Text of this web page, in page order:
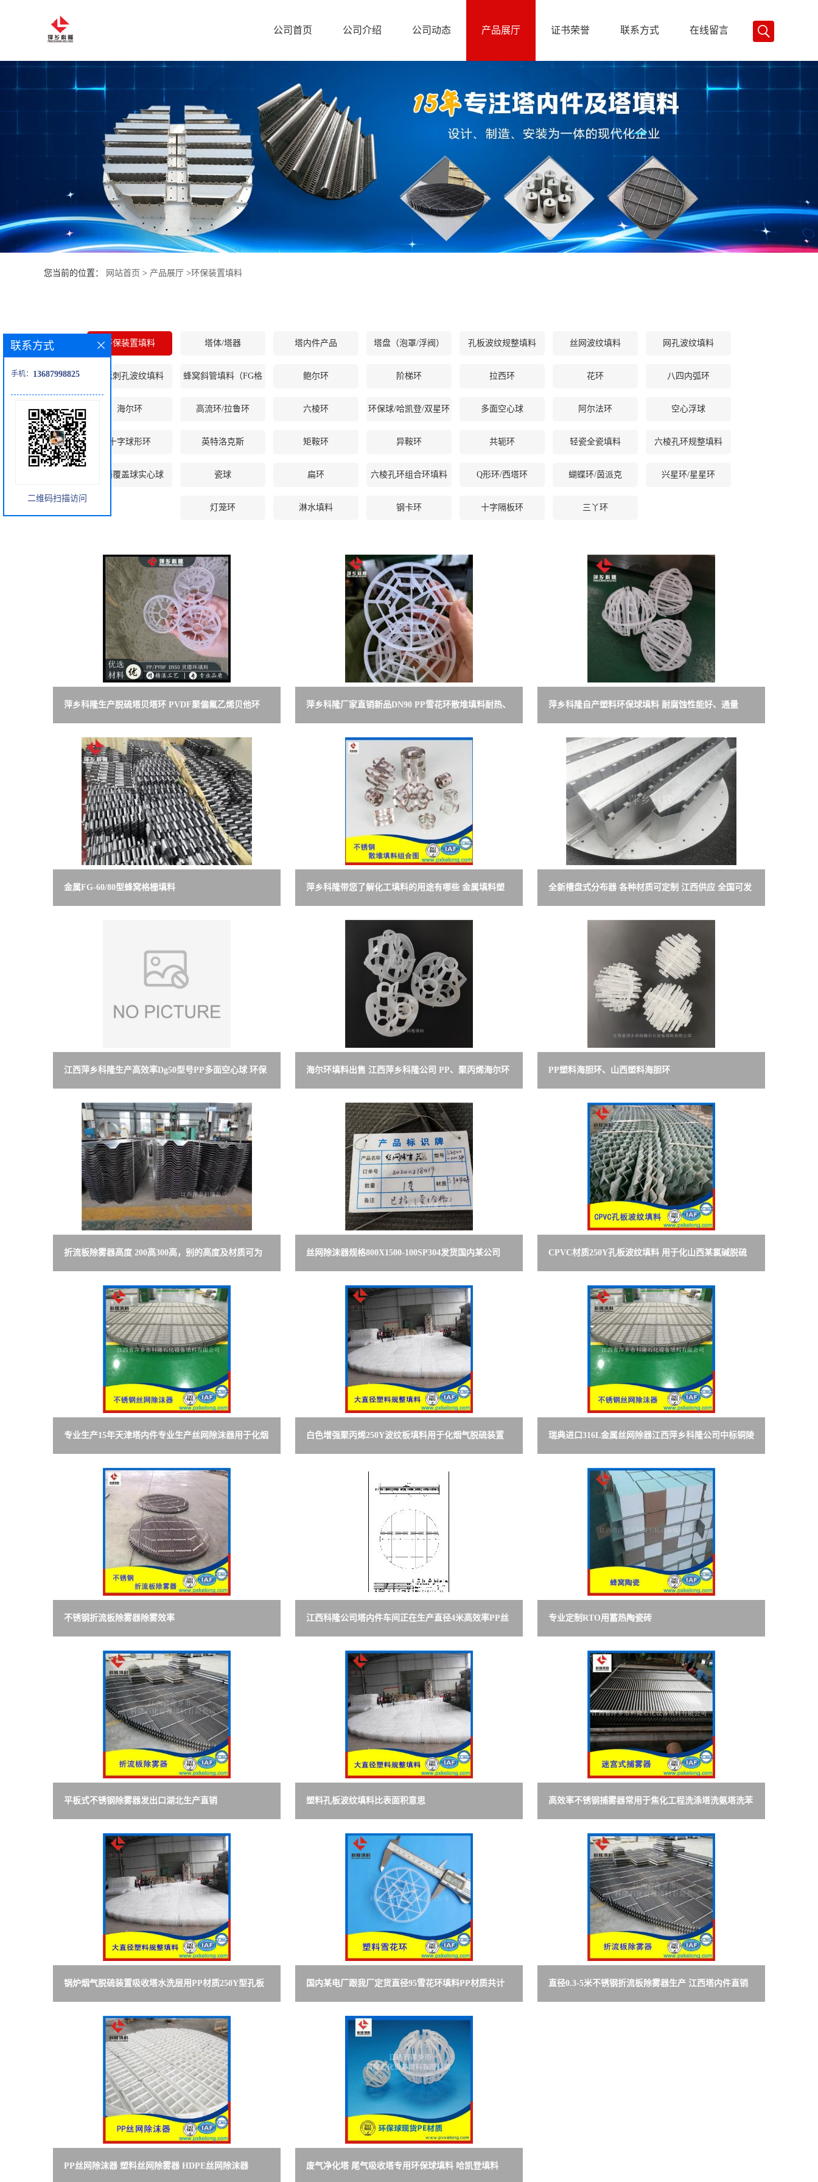
介
动
品
厅
公司首页 公司介绍 公司动态 产品展厅 证书荣誉 联系方式 在线留言
您当前的位置： 网站首页 > 产品展厅 >环保装置填料
环保装置填料 塔体/塔器 塔内件产品 塔盘（泡罩/浮阀） 孔板波纹规整填料 丝网波纹填料 网孔波纹填料
压延刺孔波纹填料 蜂窝斜管填料（FG格 鲍尔环 阶梯环 拉西环 花环 八四内弧环
海尔环 高流环/拉鲁环 六棱环 环保球/哈凯登/双星环 多面空心球 阿尔法环 空心浮球
十字球形环 英特洛克斯 矩鞍环 异鞍环 共轭环 轻瓷全瓷填料 六棱孔环规整填料
液面覆盖球实心球 瓷球 扁环 六棱孔环组合环填料 Q形环/西塔环 蝴蝶环/茵派克 兴星环/星星环
灯笼环 淋水填料 钢卡环 十字隔板环 三丫环
萍乡科隆生产脱硫塔贝塔环 PVDF聚偏氟乙烯贝他环
萍乡科隆厂家直销新品DN90 PP雪花环散堆填料耐热、
耐化学腐蚀
萍乡科隆自产塑料环保球填料 耐腐蚀性能好、通量
大、阻力小
金属FG-60/80型蜂窝格栅填料
萍乡科隆带您了解化工填料的用途有哪些 金属填料塑
料填料陶瓷填料
全新槽盘式分布器 各种材质可定制 江西供应 全国可发
江西萍乡科隆生产高效率Dg50型号PP多面空心球 环保
型聚丙烯填料
海尔环填料出售 江西萍乡科隆公司 PP、聚丙烯海尔环
塑料填料
PP塑料海胆环、山西塑料海胆环
折流板除雾器高度 200高300高，别的高度及材质可为
客户定制2020.07.02
丝网除沫器规格800X1500-100SP304发货国内某公司
CPVC材质250Y孔板波纹填料 用于化山西某氯碱脱硫
装置项目
专业生产15年天津塔内件专业生产丝网除沫器用于化烟
气脱硫装置吸收塔除沫除泡沫效率高
白色增强聚丙烯250Y波纹板填料用于化烟气脱硫装置
吸收塔水洗层脱硫效果高
瑞典进口316L金属丝网除器江西萍乡科隆公司中标铜陵
有色金属公司客户
不锈钢折流板除雾器除雾效率
江西科隆公司塔内件车间正在生产直径4米高效率PP丝
网除沫器全新聚丙烯丝网除雾器有图片
专业定制RTO用蓄热陶瓷砖
平板式不锈钢除雾器发出口湖北生产直销 塑料孔板波纹填料比表面积意思
高效率不锈钢捕雾器常用于焦化工程洗涤塔洗氨塔洗苯
塔中分离煤气中液滴杂质
锅炉烟气脱硫装置吸收塔水洗层用PP材质250Y型孔板
波纹规整填料316L材质丝网除沫器等件江西萍乡科隆都
国内某电厂跟我厂定货直径95雪花环填料PP材质共计
480立方
直径0.3-5米不锈钢折流板除雾器生产 江西塔内件直销
高效不锈钢折流板除雾器
PP丝网除沫器 塑料丝网除雾器 HDPE丝网除沫器 废气净化塔 尾气吸收塔专用环保球填料 哈凯登填料
联系方式
手机： 13687998825
二维码扫描访问